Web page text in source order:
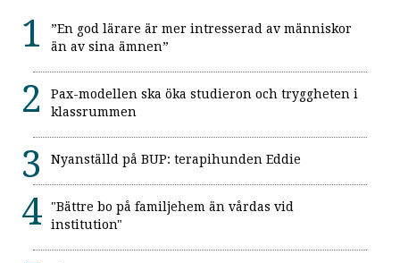
”En god lärare är mer intresserad av människor
än av sina ämnen”
Pax-modellen ska öka studieron och tryggheten i
klassrummen
Nyanställd på BUP: terapihunden Eddie
"Bättre bo på familjehem än vårdas vid
institution"